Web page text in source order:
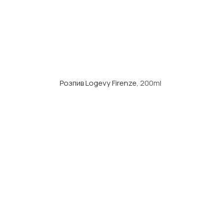
Розпив Logevy Firenze, 200ml